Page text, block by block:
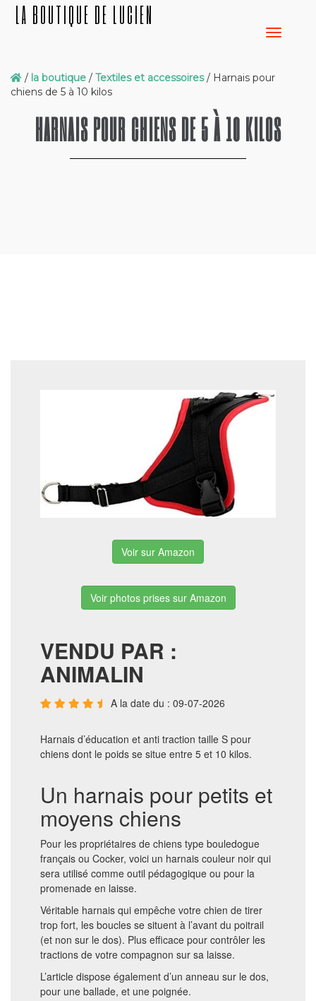
LA BOUTIQUE DE LUCIEN
/ la boutique / Textiles et accessoires / Harnais pour
chiens de 5 à 10 kilos
HARNAIS POUR CHIENS DE 5 À 10 KILOS
Voir sur Amazon
Voir photos prises sur Amazon
VENDU PAR :
ANIMALIN
A la date du : 09-07-2026
Harnais d’éducation et anti traction taille S pour
chiens dont le poids se situe entre 5 et 10 kilos.
Un harnais pour petits et
moyens chiens
Pour les propriétaires de chiens type bouledogue
français ou Cocker, voici un harnais couleur noir qui
sera utilisé comme outil pédagogique ou pour la
promenade en laisse.
Véritable harnais qui empêche votre chien de tirer
trop fort, les boucles se situent à l’avant du poitrail
(et non sur le dos). Plus efficace pour contrôler les
tractions de votre compagnon sur sa laisse.
L’article dispose également d’un anneau sur le dos,
pour une ballade, et une poignée.